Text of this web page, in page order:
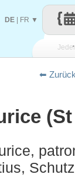
DE FR ▼
⬅